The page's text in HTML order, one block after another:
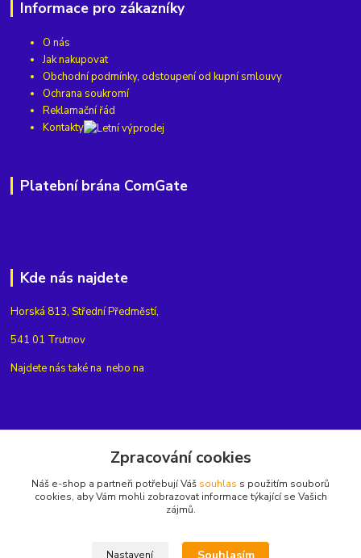
Informace pro zákazníky
O nás
Jak nakupovat
Obchodní podmínky, odstoupení od kupní smlouvy
Ochrana soukromí
Reklamační řád
Kontakty
Platební brána ComGate
Kde nás najdete
Horská 813, Střední Předměstí,
541 01 Trutnov
Najdete nás také na nebo na
+420775654704
Zpracování cookies
Náš e-shop a partneři potřebují Váš souhlas s použitím souborů
cookies, aby Vám mohli zobrazovat informace týkající se Vašich
zájmů.
Nastavení